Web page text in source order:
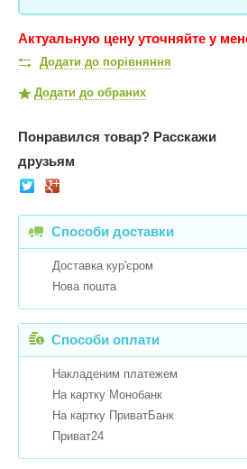
Актуальную цену уточняйте у
Додати до порівняння
Додати до обраних
Понравился товар? Расскажи
друзьям
Способи доставки
Доставка кур'єром
Нова пошта
Способи оплати
Накладеним платежем
На картку Монобанк
На картку ПриватБанк
Приват24